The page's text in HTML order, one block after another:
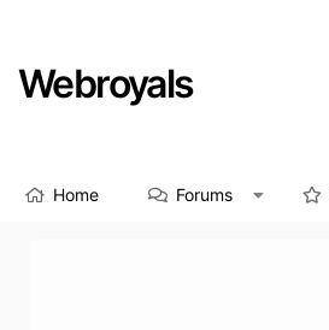
Webroyals
Home Forums